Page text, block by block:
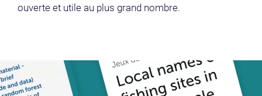
ouverte et utile au plus grand nombre.